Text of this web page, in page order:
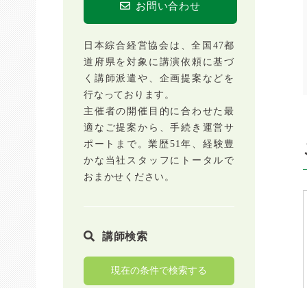
お問い合わせ
日本綜合経営協会は、全国47都
道府県を対象に講演依頼に基づ
く講師派遣や、企画提案などを
行なっております。
主催者の開催目的に合わせた最
適なご提案から、手続き運営サ
ポートまで。業歴51年、経験豊
かな当社スタッフにトータルで
おまかせください。
講師検索
現在の条件で検索する